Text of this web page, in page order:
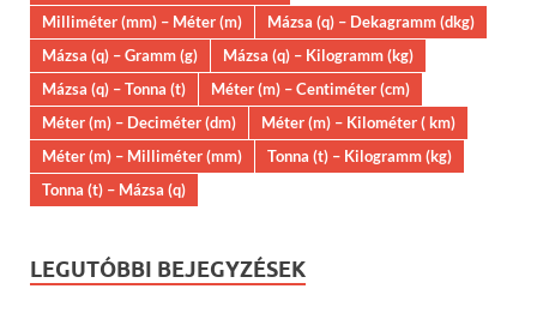
Milliméter (mm) – Méter (m)
Mázsa (q) – Dekagramm (dkg)
Mázsa (q) – Gramm (g)
Mázsa (q) – Kilogramm (kg)
Mázsa (q) – Tonna (t)
Méter (m) – Centiméter (cm)
Méter (m) – Deciméter (dm)
Méter (m) – Kilométer ( km)
Méter (m) – Milliméter (mm)
Tonna (t) – Kilogramm (kg)
Tonna (t) – Mázsa (q)
LEGUTÓBBI BEJEGYZÉSEK